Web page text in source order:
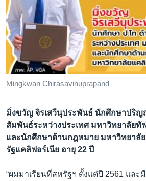
Mingkwan Chirasavinuprapand
มิ่งขวัญ จิรเสวีนุประพันธ์ นักศึกษาปริ
สัมพันธ์ระหว่างประเทศ มหาวิทยาลัยทั
และนักศึกษาด้านกฎหมาย มหาวิทยาลัย
รัฐแคลิฟอร์เนีย อายุ 22 ปี
“ผมมาเรียนที่สหรัฐฯ ตั้งแต่ปี 2561 และ